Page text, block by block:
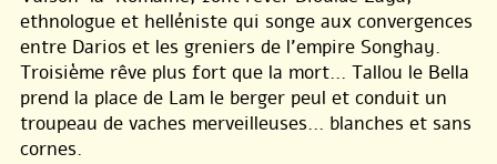
ethnologue et helléniste qui songe aux convergences
entre Darios et les greniers de l’empire Songhay.
Troisième rêve plus fort que la mort... Tallou le Bella
prend la place de Lam le berger peul et conduit un
troupeau de vaches merveilleuses... blanches et sans
cornes.